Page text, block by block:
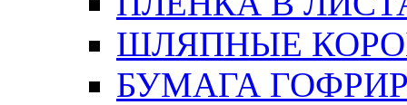
ШЛЯПНЫЕ
БУМАГА